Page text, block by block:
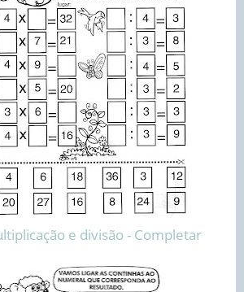
e divisão - Completar